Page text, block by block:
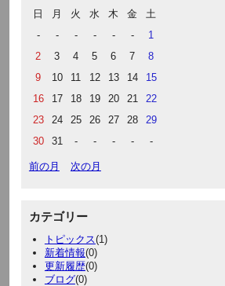
日 月 火 水 木 金
土
-
- - - - -
1
2
3 4 5 6 7
8
9
10 11 12 13 14
15
16
17 18 19 20 21
22
23
24 25 26 27 28
29
30
31 - - - - -
前の月 次の月
カテゴリー
トピックス(1)
新着情報(0)
更新履歴(0)
ブログ(0)